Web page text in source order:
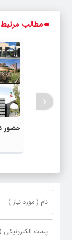
مطالب مرتبط
حضور ۷۵ دانشگاه ایرانی در تایمز ۲۰۲۷
‹